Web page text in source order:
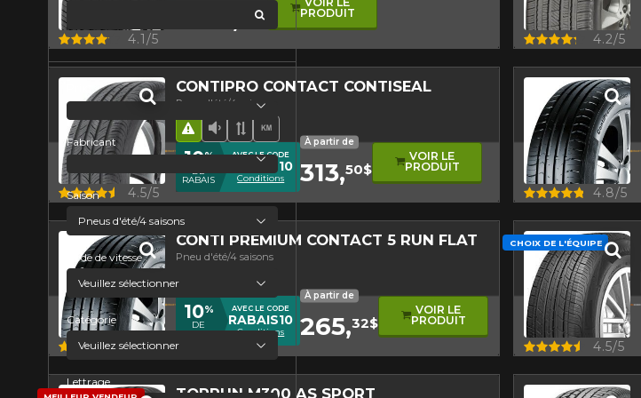
Aperçu 4.1/5
69$
PRODUIT
Aperçu 4.2/5
CONTIPRO CONTACT CONTISEAL
Pneu d'été/4 saisons
Faible niveau sonore
Bande de roulement asymétrique
Haut kilométrage
Hasard routier
Aperçu 4.5/5
10%
DE
RABAIS
AVEC LE CODE
RABAIS10
Conditions
À partir de
313,50$
VOIR LE
PRODUIT
Aperçu 4.8/5
CONTI PREMIUM CONTACT 5 RUN FLAT
Pneu d'été/4 saisons
Hasard routier
Aperçu 4.8/5
10%
DE
RABAIS
AVEC LE CODE
RABAIS10
Conditions
À partir de
265,32$
VOIR LE
PRODUIT
Aperçu 4.5/5
CHOIX DE L'ÉQUIPE
TOPRUN M300 AS SPORT
global.search
Fabricant
Saison
Code de vitesse
Catégorie
Lettrage